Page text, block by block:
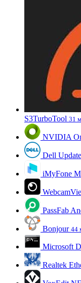
S3TurboTool 31
NVIDIA
Dell
iMyFone
PassFab
Bonjour 44
Microsoft
Realtek